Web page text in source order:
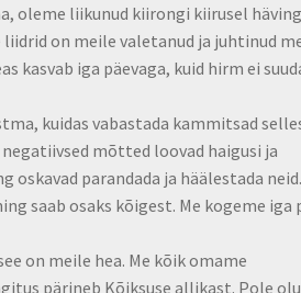
oleme liikunud kiirongi kiirusel
on meile valetanud ja juhtinud
kasvab iga päevaga, kuid hirm ei
kuidas vabastada kammitsad
mõtted loovad haigusi ja
oskavad parandada ja häälestada neid.
saab osaks kõigest. Me kogeme iga
on meile hea. Me kõik omame
pärineb Kõiksuse allikast. Pole